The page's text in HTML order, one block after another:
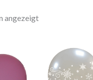
angezeigt